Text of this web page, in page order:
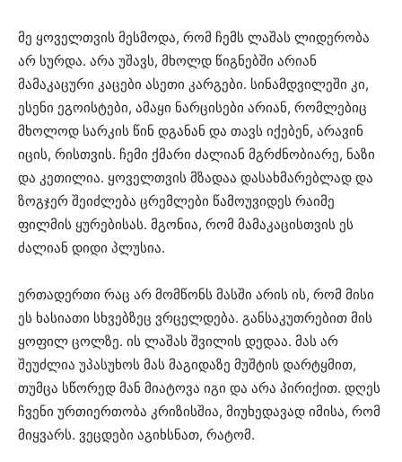
მე ყოველთვის მესმოდა, რომ ჩემს ლაშას ლიდერობა
არ სურდა. არა უშავს, მხოლდ წიგნებში არიან
მამაკაცური კაცები ასეთი კარგები. სინამდვილეში კი,
ესენი ეგოისტები, ამაყი ნარცისები არიან, რომლებიც
მხოლოდ სარკის წინ დგანან და თავს იქებენ, არავინ
იცის, რისთვის. ჩემი ქმარი ძალიან მგრძნობიარე, ნაზი
და კეთილია. ყოველთვის მზადაა დასახმარებლად და
ზოგჯერ შეიძლება ცრემლები წამოუვიდეს რაიმე
ფილმის ყურებისას. მგონია, რომ მამაკაცისთვის ეს
ძალიან დიდი პლუსია.
ერთადერთი რაც არ მომწონს მასში არის ის, რომ მისი
ეს ხასიათი სხვებზეც ვრცელდება. განსაკუთრებით მის
ყოფილ ცოლზე. ის ლაშას შვილის დედაა. მას არ
შეუძლია უპასუხოს მას მაგიდაზე მუშტის დარტყმით,
თუმცა სწორედ მან მიატოვა იგი და არა პირიქით. დღეს
ჩვენი ურთიერთობა კრიზისშია, მიუხედავად იმისა, რომ
მიყვარს. ვეცდები აგიხსნათ, რატომ.